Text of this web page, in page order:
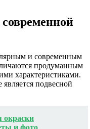
и современным
продуманным
характеристиками.
подвесной
окраски